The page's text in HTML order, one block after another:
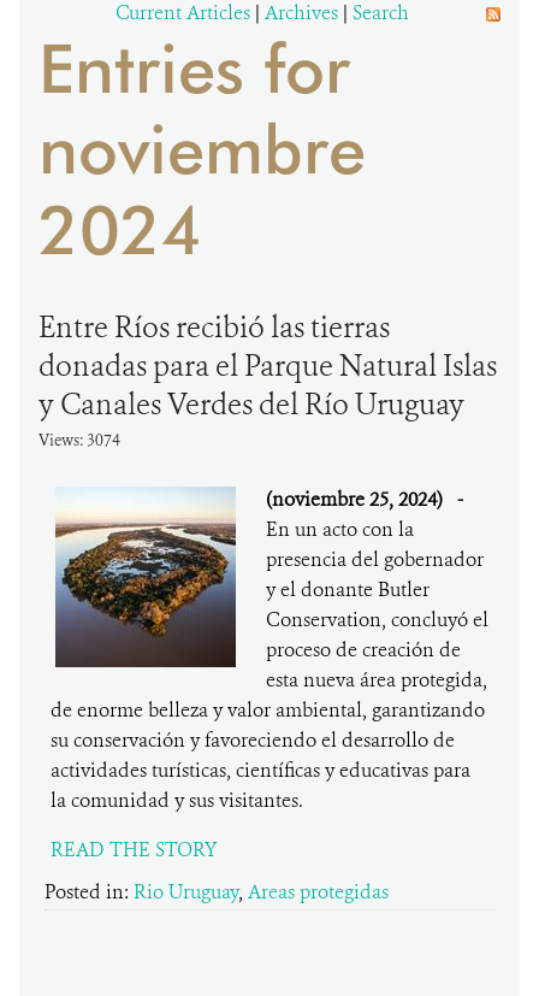
DONA
Current Articles | Archives | Search
Entries for
noviembre
2024
Entre Ríos recibió las tierras
donadas para el Parque Natural Islas
y Canales Verdes del Río Uruguay
Views: 3074
(noviembre 25, 2024) -
En un acto con la
presencia del gobernador
y el donante Butler
Conservation, concluyó el
proceso de creación de
esta nueva área protegida,
de enorme belleza y valor ambiental, garantizando
su conservación y favoreciendo el desarrollo de
actividades turísticas, científicas y educativas para
la comunidad y sus visitantes.
READ THE STORY
Posted in: Rio Uruguay, Areas protegidas